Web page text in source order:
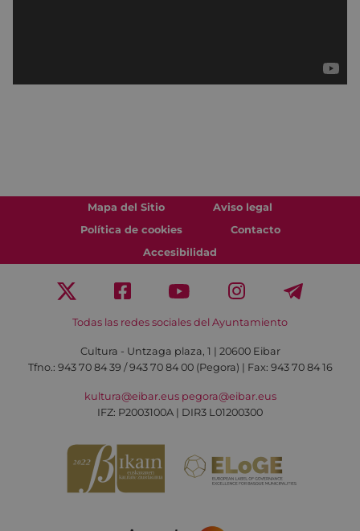
Mapa del Sitio
Aviso legal
Política de cookies
Contacto
Accesibilidad
Todas las redes sociales del Ayuntamiento
Cultura - Untzaga plaza, 1 | 20600 Eibar
Tfno.: 943 70 84 39 / 943 70 84 00 (Pegora) | Fax: 943 70 84 16
kultura@eibar.eus pegora@eibar.eus
IFZ: P2003100A | DIR3 L01200300